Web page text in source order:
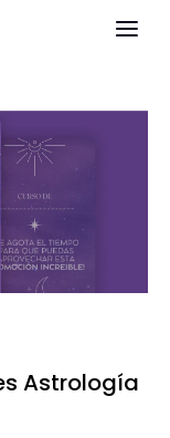
Astrología